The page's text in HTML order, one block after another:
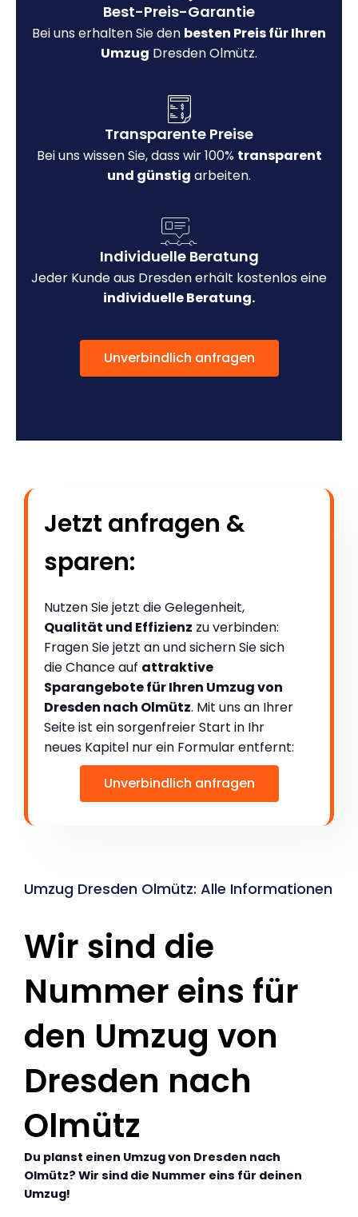
Best-Preis-Garantie
Bei uns erhalten Sie den besten Preis für Ihren
Umzug Dresden Olmütz.
Transparente Preise
Bei uns wissen Sie, dass wir 100% transparent
und günstig arbeiten.
Individuelle Beratung
Jeder Kunde aus Dresden erhält kostenlos eine
individuelle Beratung.
Unverbindlich anfragen
Jetzt anfragen &
sparen:
Nutzen Sie jetzt die Gelegenheit,
Qualität und Effizienz zu verbinden:
Fragen Sie jetzt an und sichern Sie sich
die Chance auf attraktive
Sparangebote für Ihren Umzug von
Dresden nach Olmütz. Mit uns an Ihrer
Seite ist ein sorgenfreier Start in Ihr
neues Kapitel nur ein Formular entfernt:
Unverbindlich anfragen
Umzug Dresden Olmütz: Alle Informationen
Wir sind die
Nummer eins für
den Umzug von
Dresden nach
Olmütz
Du planst einen Umzug von Dresden nach
Olmütz? Wir sind die Nummer eins für deinen
Umzug!